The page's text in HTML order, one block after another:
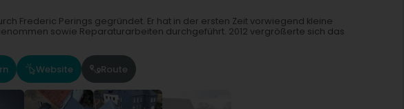
Frederic Perings gegründet. Er hat in der ersten Zeit vorwiegend kleine
sowie Reparaturarbeiten durchgeführt. 2012 vergrößerte sich das
Website Route